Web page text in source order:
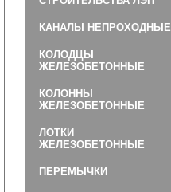
КАНАЛЫ НЕПРОХОДНЫЕ
КОЛОДЦЫ
ЖЕЛЕЗОБЕТОННЫЕ
КОЛОННЫ
ЖЕЛЕЗОБЕТОННЫЕ
ЛОТКИ
ЖЕЛЕЗОБЕТОННЫЕ
ПЕРЕМЫЧКИ